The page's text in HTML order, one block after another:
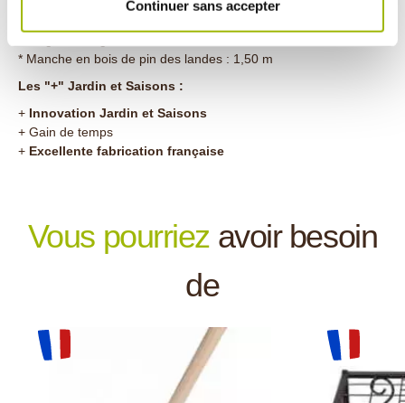
Continuer sans accepter
* Manche en bois de pin des landes : 1,50 m
Les "+" Jardin et Saisons :
+ Innovation Jardin et Saisons
+ Gain de temps
+ Excellente fabrication française
Vous pourriez avoir besoin
de